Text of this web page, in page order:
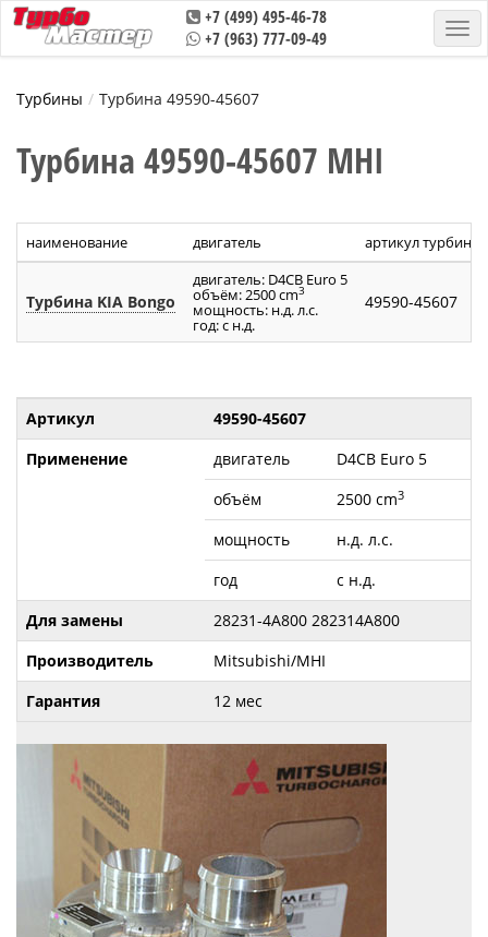
+7 (499) 495-46-78
+7 (963) 777-09-49
Турбины Турбина 49590-45607
Турбина 49590-45607 MHI
наименование двигатель артикул турбины
Турбина KIA Bongo
двигатель: D4CB Euro 5
объём: 2500 cm3
мощность: н.д. л.с.
год: с н.д.
49590-45607
Артикул
49590-45607
Применение
двигатель
D4CB Euro 5
объём
2500 cm3
мощность
н.д. л.с.
год
с н.д.
Для замены
28231-4A800 282314A800
Производитель
Mitsubishi/MHI
Гарантия
12 мес